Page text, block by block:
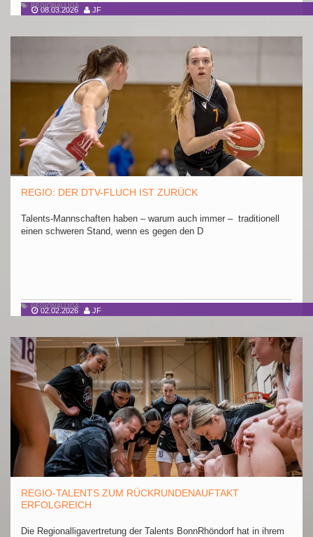
08.03.2026 JF
REGIONALLIGA
02.02.2026 JF
REGIO: DER DTV-FLUCH IST ZURÜCK
Talents-Mannschaften haben – warum auch immer – traditionell
einen schweren Stand, wenn es gegen den D
REGIONALLIGA
REGIO-TALENTS ZUM RÜCKRUNDENAUFTAKT
ERFOLGREICH
Die Regionalligavertretung der Talents BonnRhöndorf hat in ihrem